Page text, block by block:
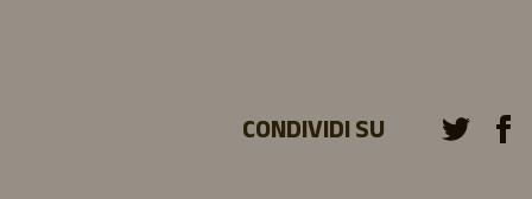
CONDIVIDI SU